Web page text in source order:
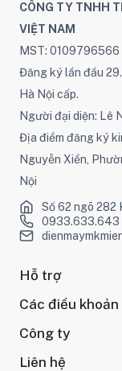
CÔNG TY TNHH
VIỆT NAM
MST: 0109796566
Đăng ký lần đầu
Hà Nội cấp.
Người đại diện: Lê
Địa điểm đăng ký
Nguyễn Xiển,
Nội
Số 62 ngõ 282
0933.633.643
Hỗ trợ
Các điều khoản
Công ty
Liên hệ